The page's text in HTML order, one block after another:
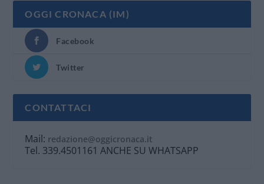
OGGI CRONACA (IM)
Facebook
Twitter
CONTATTACI
Mail: redazione@oggicronaca.it
Tel. 339.4501161 ANCHE SU WHATSAPP